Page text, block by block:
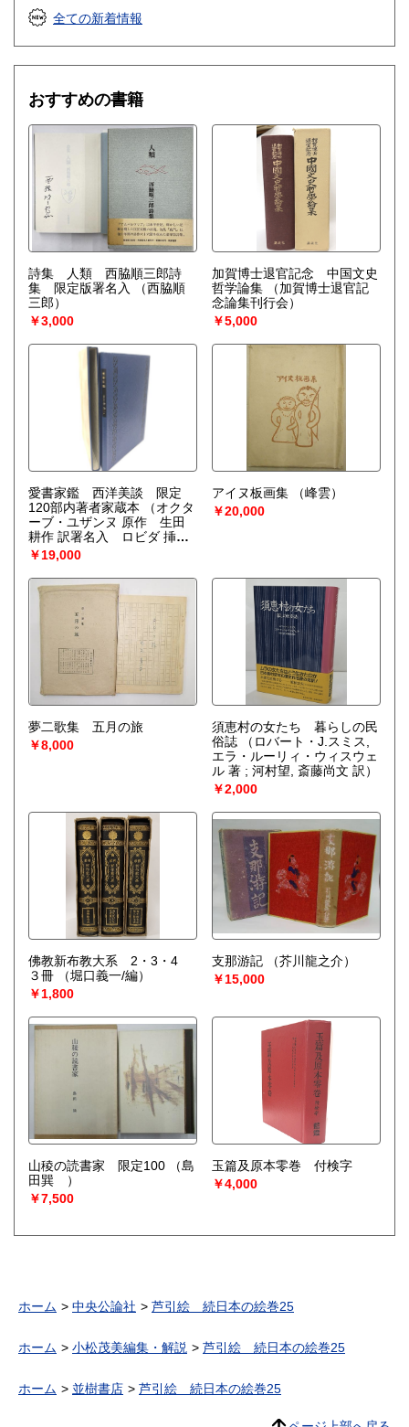
全ての新着情報
おすすめの書籍
詩集 人類 西脇順三郎詩
集 限定版署名入
（西脇順
三郎）
￥3,000
加賀博士退官記念 中国文史
哲学論集
（加賀博士退官記
念論集刊行会）
￥5,000
愛書家鑑 西洋美談 限定
120部内著者家蔵本
（オクタ
ーブ・ユザンヌ 原作 生田
耕作 訳署名入 ロビダ 挿
絵 バックスキン装箱 本総
革装天金美品）
￥19,000
アイヌ板画集
（峰雲）
￥20,000
夢二歌集 五月の旅
￥8,000
須恵村の女たち 暮らしの民
俗誌
（ロバート・J.スミス,
エラ・ルーリィ・ウィスウェ
ル 著 ; 河村望, 斎藤尚文 訳）
￥2,000
佛教新布教大系 2・3・4
３冊
（堀口義一/編）
￥1,800
支那游記
（芥川龍之介）
￥15,000
山稜の読書家 限定100
（島
田巽 ）
￥7,500
玉篇及原本零巻 付検字
￥4,000
ホーム 中央公論社 芦引絵 続日本の絵巻25
ホーム 小松茂美編集・解説 芦引絵 続日本の絵巻25
ホーム 並樹書店 芦引絵 続日本の絵巻25